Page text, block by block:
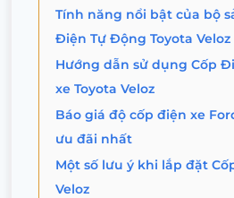
Tính năng nổi bật của bộ
Điện Tự Động Toyota Veloz
Hướng dẫn sử dụng Cốp
xe Toyota Veloz
Báo giá độ cốp điện xe
ưu đãi nhất
Một số lưu ý khi lắp đặt
Veloz